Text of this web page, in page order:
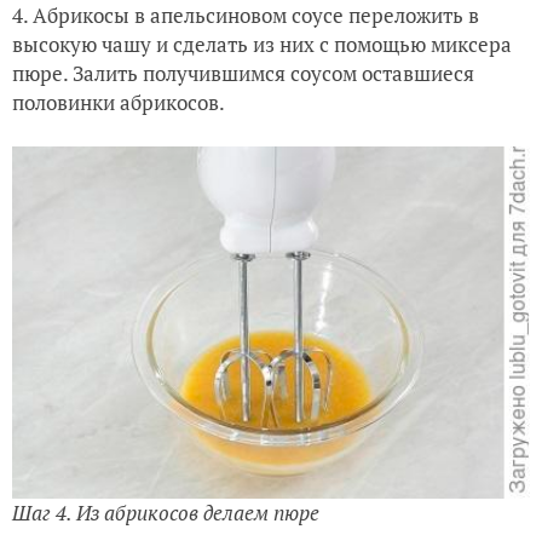
4. Абрикосы в апельсиновом соусе переложить в
высокую чашу и сделать из них с помощью миксера
пюре. Залить получившимся соусом оставшиеся
половинки абрикосов.
Шаг 4. Из абрикосов делаем пюре